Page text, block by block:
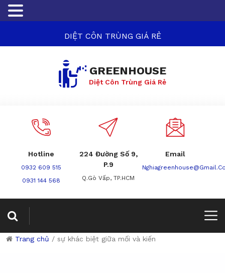
DIỆT CÔN TRÙNG GIÁ RẺ
GREENHOUSE
Diệt Côn Trùng Giá Rẻ
Hotline
0932 609 515
0931 144 568
224 Đường Số 9,
P.9
Q.Gò Vấp, TP.HCM
Email
Trang chủ / sự khác biệt giữa mối và kiến